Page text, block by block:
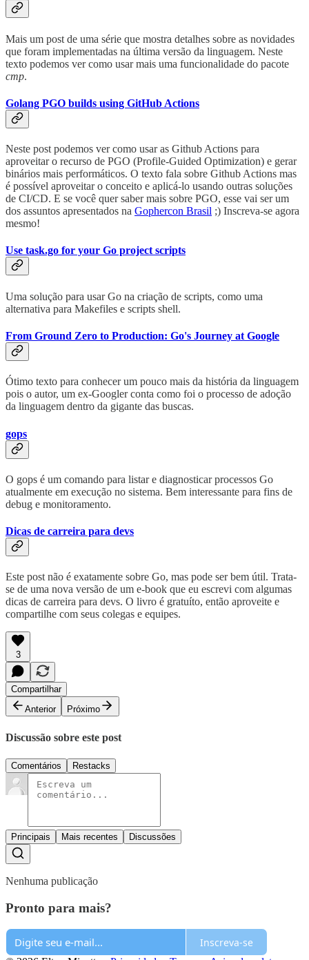
Mais um post de uma série que mostra detalhes sobre as novidades
que foram implementadas na última versão da linguagem. Neste
texto podemos ver como usar mais uma funcionalidade do pacote
cmp.
Golang PGO builds using GitHub Actions
Neste post podemos ver como usar as Github Actions para
aproveitar o recurso de PGO (Profile-Guided Optimization) e gerar
binários mais performáticos. O texto fala sobre Github Actions mas
é possível aproveitar o conceito e aplicá-lo usando outras soluções
de CI/CD. E se você quer saber mais sobre PGO, esse vai ser um
dos assuntos apresentados na Gophercon Brasil ;) Inscreva-se agora
mesmo!
Use task.go for your Go project scripts
Uma solução para usar Go na criação de scripts, como uma
alternativa para Makefiles e scripts shell.
From Ground Zero to Production: Go's Journey at Google
Ótimo texto para conhecer um pouco mais da história da linguagem
pois o autor, um ex-Googler conta como foi o processo de adoção
da linguagem dentro da gigante das buscas.
gops
O gops é um comando para listar e diagnosticar processos Go
atualmente em execução no sistema. Bem interessante para fins de
debug e monitoramento.
Dicas de carreira para devs
Este post não é exatamente sobre Go, mas pode ser bem útil. Trata-
se de uma nova versão de um e-book que eu escrevi com algumas
dicas de carreira para devs. O livro é gratuíto, então aproveite e
compartilhe com seus colegas e equipes.
3
Compartilhar
Anterior
Próximo
Discussão sobre este post
Comentários Restacks
Principais Mais recentes Discussões
Nenhuma publicação
Pronto para mais?
Inscreva-se